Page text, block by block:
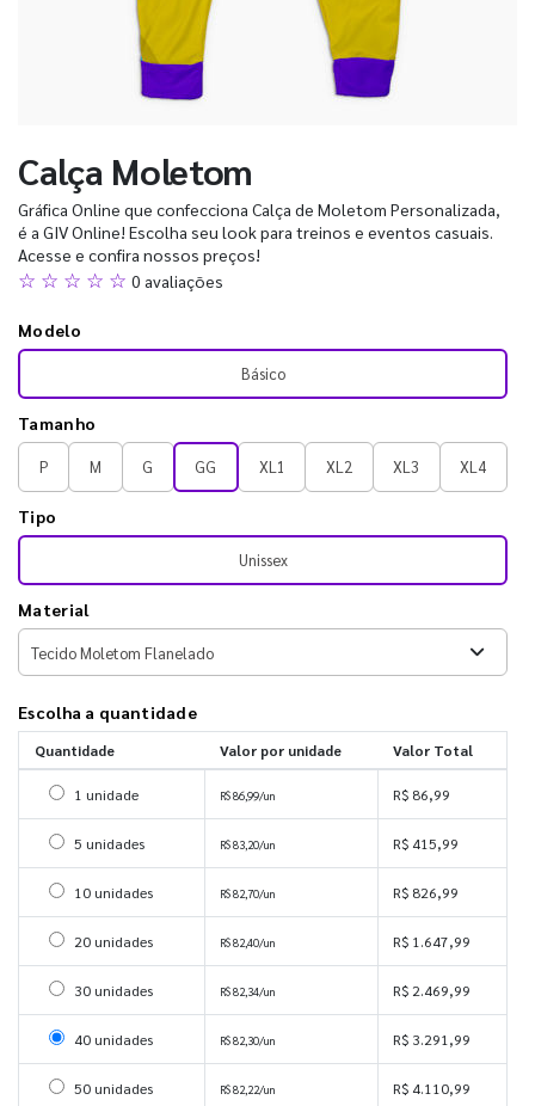
Calça Moletom
Gráfica Online que confecciona Calça de Moletom Personalizada,
é a GIV Online! Escolha seu look para treinos e eventos casuais.
Acesse e confira nossos preços!
☆ ☆ ☆ ☆ ☆ 0 avaliações
Modelo
Básico
Tamanho
P M G GG XL1 XL2 XL3 XL4
Tipo
Unissex
Material
Escolha a quantidade
Quantidade Valor por unidade Valor Total
Selecionar 1 unidade
1 unidade R$ 86,99/un R$ 86,99
Selecionar 5 unidades
5 unidades R$ 83,20/un R$ 415,99
Selecionar 10 unidades
10 unidades R$ 82,70/un R$ 826,99
Selecionar 20 unidades
20 unidades R$ 82,40/un R$ 1.647,99
Selecionar 30 unidades
30 unidades R$ 82,34/un R$ 2.469,99
Selecionar 40 unidades
40 unidades R$ 82,30/un R$ 3.291,99
Selecionar 50 unidades
50 unidades R$ 82,22/un R$ 4.110,99